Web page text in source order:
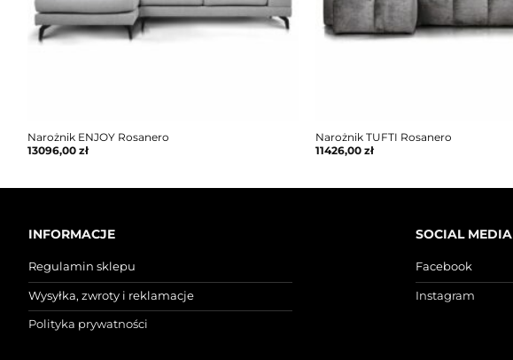
Narożnik ENJOY Rosanero
13096,00 zł
Narożnik TUFTI Rosanero
11426,00zł
INFORMACJE
Regulamin sklepu
Wysyłka, zwroty i reklamacje
Polityka prywatności
SOCIAL MEDIA
Facebook
Instagram